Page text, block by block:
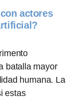
actores
batalla mayor
humana. La
estas